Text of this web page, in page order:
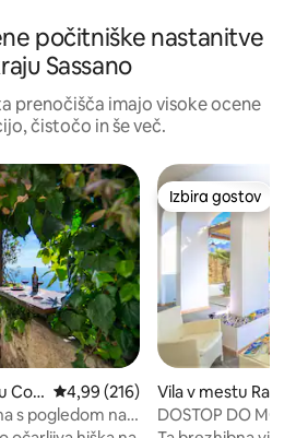
počitniške nastanitve
Sassano
prenočišča imajo visoke ocene
čistočo in še več.
z značko »Izbira gostov«
Con Povprečna ocena: 4,99 od 5, št.
4,99 (216)
s pogledom na
Izbira gostov
Izbira gostov
Vila v mestu
DOSTOP DO